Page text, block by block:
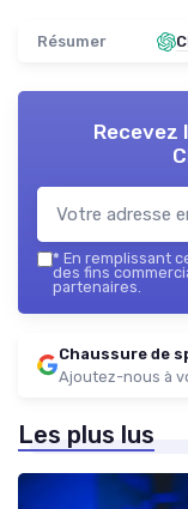
Résumer
Recevez
* En remplissant
des fins
partenaires.
Chaussure de
Ajoutez-nous à
Les plus lus